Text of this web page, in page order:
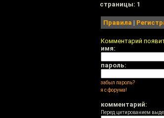
cтраницы: 1
Правила |
Комментарий
имя:
пароль:
забыл пароль?
я с форума!
комментарий:
Перед цитированием